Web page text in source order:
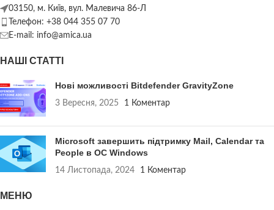
03150, м. Київ, вул. Малевича 86-Л
Телефон: +38 044 355 07 70
E-mail: info@amica.ua
НАШІ СТАТТІ
Нові можливості Bitdefender GravityZone
3 Вересня, 2025 1 Коментар
Microsoft завершить підтримку Mail, Calendar та
People в ОС Windows
14 Листопада, 2024 1 Коментар
МЕНЮ